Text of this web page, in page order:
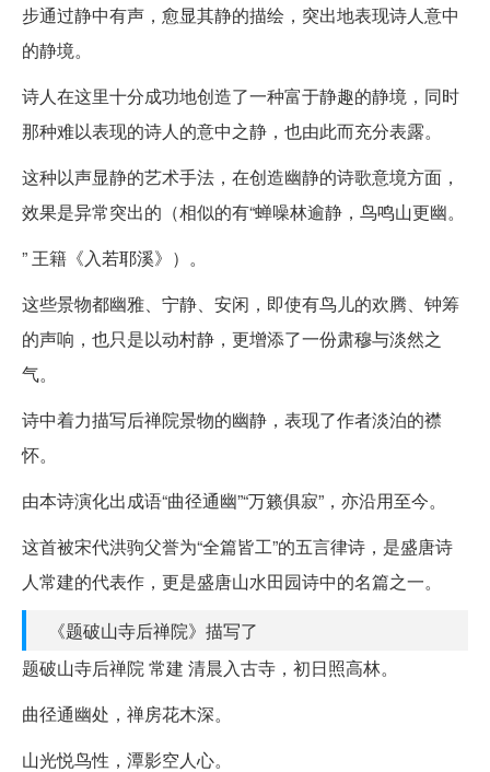
步通过静中有声，愈显其静的描绘，突出地表现诗人意中
的静境。
诗人在这里十分成功地创造了一种富于静趣的静境，同时
那种难以表现的诗人的意中之静，也由此而充分表露。
这种以声显静的艺术手法，在创造幽静的诗歌意境方面，
效果是异常突出的（相似的有“蝉噪林逾静，鸟鸣山更幽。
” 王籍《入若耶溪》）。
这些景物都幽雅、宁静、安闲，即使有鸟儿的欢腾、钟筹
的声响，也只是以动村静，更增添了一份肃穆与淡然之
气。
诗中着力描写后禅院景物的幽静，表现了作者淡泊的襟
怀。
由本诗演化出成语“曲径通幽”“万籁俱寂”，亦沿用至今。
这首被宋代洪驹父誉为“全篇皆工”的五言律诗，是盛唐诗
人常建的代表作，更是盛唐山水田园诗中的名篇之一。
《题破山寺后禅院》描写了
题破山寺后禅院 常建 清晨入古寺，初日照高林。
曲径通幽处，禅房花木深。
山光悦鸟性，潭影空人心。